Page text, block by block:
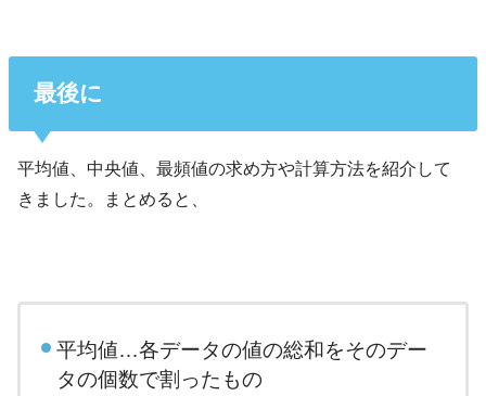
最後に
平均値、中央値、最頻値の求め方や計算方法を紹介して
きました。まとめると、
平均値…各データの値の総和をそのデー
タの個数で割ったもの